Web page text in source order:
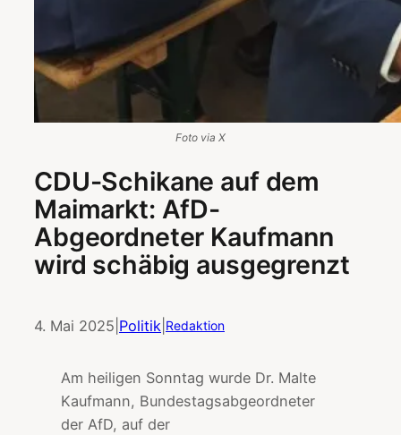
Foto via X
CDU-Schikane auf dem
Maimarkt: AfD-
Abgeordneter Kaufmann
wird schäbig ausgegrenzt
4. Mai 2025 Politik Redaktion
Am heiligen Sonntag wurde Dr. Malte
Kaufmann, Bundestagsabgeordneter
der AfD, auf der